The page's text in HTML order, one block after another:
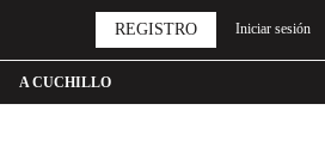
A CUCHILLO
REGISTRO Iniciar sesión